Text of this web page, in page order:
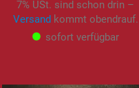
7% USt. sind schon drin –
Versandkommt obendrauf.
sofort verfügbar